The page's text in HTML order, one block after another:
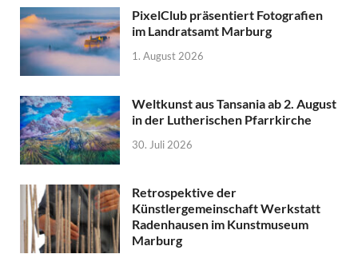
PixelClub präsentiert Fotografien
im Landratsamt Marburg
1. August 2026
Weltkunst aus Tansania ab 2. August
in der Lutherischen Pfarrkirche
30. Juli 2026
Retrospektive der
Künstlergemeinschaft Werkstatt
Radenhausen im Kunstmuseum
Marburg